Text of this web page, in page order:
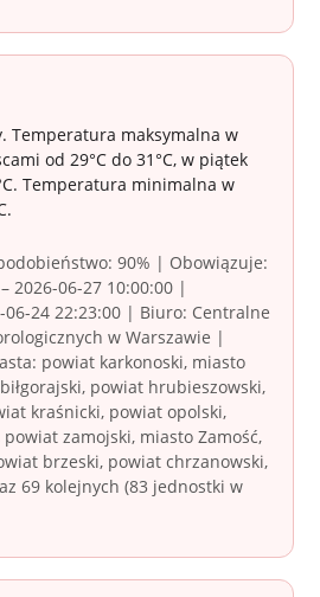
Temperatura maksymalna w
od 29°C do 31°C, w piątek
Temperatura minimalna w
90% | Obowiązuje:
2026-06-27 10:00:00 |
24 22:23:00 | Biuro: Centralne
w Warszawie |
powiat karkonoski, miasto
powiat hrubieszowski,
kraśnicki, powiat opolski,
zamojski, miasto Zamość,
brzeski, powiat chrzanowski,
69 kolejnych (83 jednostki w